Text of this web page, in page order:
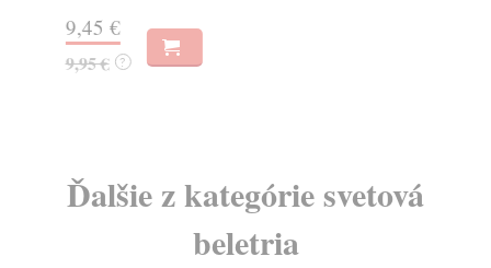
9,45 €
9,95 € ?
Ďalšie z kategórie svetová
beletria